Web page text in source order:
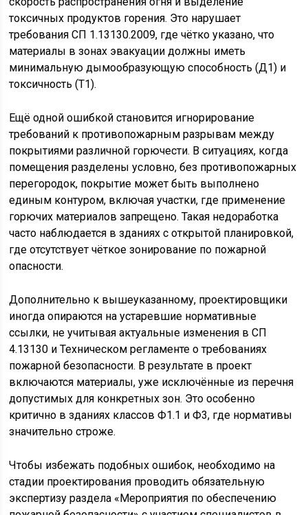
токсичных продуктов горения. Это нарушает
требования СП 1.13130.2009, где чётко указано, что
материалы в зонах эвакуации должны иметь
минимальную дымообразующую способность (Д1) и
токсичность (Т1).
Ещё одной ошибкой становится игнорирование
требований к противопожарным разрывам между
покрытиями различной горючести. В ситуациях, когда
помещения разделены условно, без противопожарных
перегородок, покрытие может быть выполнено
единым контуром, включая участки, где применение
горючих материалов запрещено. Такая недоработка
часто наблюдается в зданиях с открытой планировкой,
где отсутствует чёткое зонирование по пожарной
опасности.
Дополнительно к вышеуказанному, проектировщики
иногда опираются на устаревшие нормативные
ссылки, не учитывая актуальные изменения в СП
4.13130 и Техническом регламенте о требованиях
пожарной безопасности. В результате в проект
включаются материалы, уже исключённые из перечня
допустимых для конкретных зон. Это особенно
критично в зданиях классов Ф1.1 и Ф3, где нормативы
значительно строже.
Чтобы избежать подобных ошибок, необходимо на
стадии проектирования проводить обязательную
экспертизу раздела «Мероприятия по обеспечению